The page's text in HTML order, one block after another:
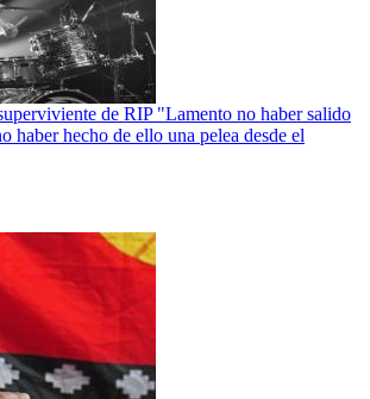
de RIP "Lamento no haber salido
haber hecho de ello una pelea desde el